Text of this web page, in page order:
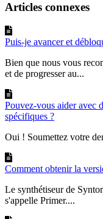
Articles connexes
Puis-je avancer et
Bien que nous vous
et de progresser au...
Pouvez-vous aider avec
spécifiques ?
Oui ! Soumettez votre
Comment obtenir la
Le synthétiseur de
s'appelle Primer....